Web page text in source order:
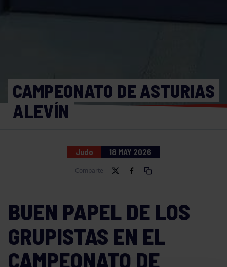
CAMPEONATO DE ASTURIAS
ALEVÍN
Judo 18 MAY 2026
Comparte
BUEN PAPEL DE LOS
GRUPISTAS EN EL
CAMPEONATO DE